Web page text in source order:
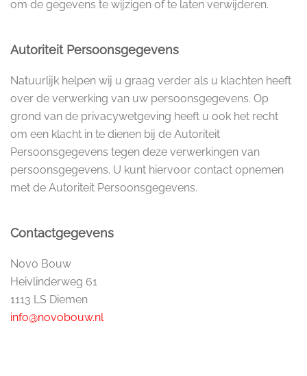
om de gegevens te wijzigen of te laten verwijderen.
Autoriteit Persoonsgegevens
Natuurlijk helpen wij u graag verder als u klachten heeft
over de verwerking van uw persoonsgegevens. Op
grond van de privacywetgeving heeft u ook het recht
om een klacht in te dienen bij de Autoriteit
Persoonsgegevens tegen deze verwerkingen van
persoonsgegevens. U kunt hiervoor contact opnemen
met de Autoriteit Persoonsgegevens.
Contactgegevens
Novo Bouw
Heivlinderweg 61
1113 LS Diemen
info@novobouw.nl